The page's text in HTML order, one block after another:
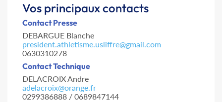
Vos principaux contacts
Contact Presse
DEBARGUE Blanche
president.athletisme.usliffre@gmail.com
0630310278
Contact Technique
DELACROIX Andre
adelacroix@orange.fr
0299386888 / 0689847144